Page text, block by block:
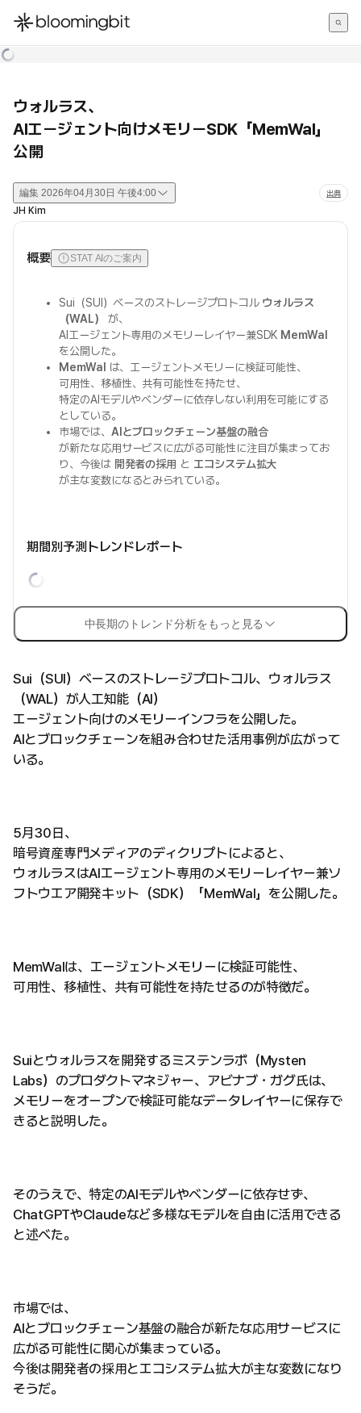
한국어
ウォルラス、
AIエージェント向けメモリーSDK「MemWal」
公開
編集 2026年04月30日 午後4:00 出典
JH Kim
概要 STAT AIのご案内
Sui（SUI）ベースのストレージプロトコル ウォルラス
（WAL）
が、
AIエージェント専用のメモリーレイヤー兼SDK MemWal
を公開した。
MemWal
は、エージェントメモリーに検証可能性、
可用性、移植性、共有可能性を持たせ、
特定のAIモデルやベンダーに依存しない利用を可能にする
としている。
市場では、 AIとブロックチェーン基盤の融合
が新たな応用サービスに広がる可能性に注目が集まってお
り、今後は 開発者の採用 と エコシステム拡大
が主な変数になるとみられている。
期間別予測トレンドレポート
中長期のトレンド分析をもっと見る
Sui（SUI）ベースのストレージプロトコル、ウォルラス
（WAL）が人工知能（AI）
エージェント向けのメモリーインフラを公開した。
AIとブロックチェーンを組み合わせた活用事例が広がって
いる。
5月30日、
暗号資産専門メディアのディクリプトによると、
ウォルラスはAIエージェント専用のメモリーレイヤー兼ソ
フトウエア開発キット（SDK）「MemWal」を公開した。
MemWalは、エージェントメモリーに検証可能性、
可用性、移植性、共有可能性を持たせるのが特徴だ。
Suiとウォルラスを開発するミステンラボ（Mysten
Labs）のプロダクトマネジャー、アビナブ・ガグ氏は、
メモリーをオープンで検証可能なデータレイヤーに保存で
きると説明した。
そのうえで、特定のAIモデルやベンダーに依存せず、
ChatGPTやClaudeなど多様なモデルを自由に活用できる
と述べた。
市場では、
AIとブロックチェーン基盤の融合が新たな応用サービスに
広がる可能性に関心が集まっている。
今後は開発者の採用とエコシステム拡大が主な変数になり
そうだ。